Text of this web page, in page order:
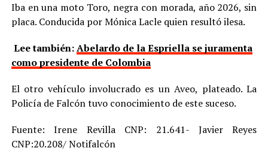
Iba en una moto Toro, negra con morada, año 2026, sin
placa. Conducida por Mónica Lacle quien resultó ilesa.
Lee también:Abelardo de la Espriella se juramenta
como presidente de Colombia
El otro vehículo involucrado es un Aveo, plateado. La
Policía de Falcón tuvo conocimiento de este suceso.
Fuente: Irene Revilla CNP: 21.641- Javier Reyes
CNP:20.208/ Notifalcón